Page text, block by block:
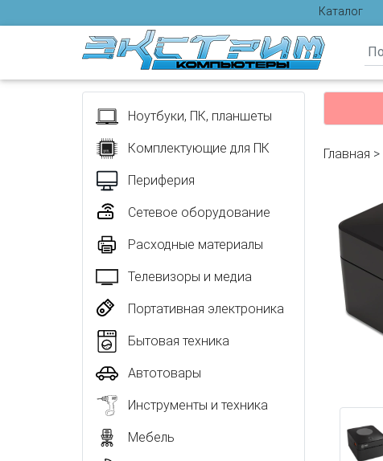
Каталог
Отзывы
Ноутбуки, ПК, планшеты
Комплектующие для ПК
Периферия
Сетевое оборудование
Расходные материалы
Телевизоры и медиа
Портативная электроника
Бытовая техника
Автотовары
Инструменты и техника
Мебель
Главная >